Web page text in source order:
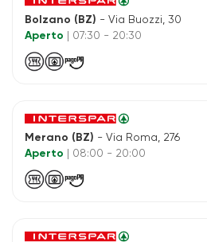
Bolzano (BZ) - Via Buozzi, 30
Aperto
| 07:30 - 20:30
Merano (BZ) - Via Roma, 276
Aperto
| 08:00 - 20:00